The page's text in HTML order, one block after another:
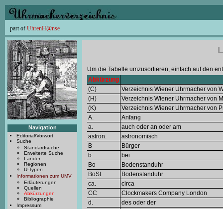
part of UhrenH@nse
Navigation
Editorial/Vorwort
Suche
Standardsuche
Erweiterte Suche
Länder
Regionen
U-Typen
Informationen zum UMV
Erläuterungen
Quellen
Abkürzungen
Bibliographie
Impressum
Um die Tabelle umzusortieren, einfach auf den
Abkürzung
(C)
Verzeichnis Wiener Uhrmacher von
(H)
Verzeichnis Wiener Uhrmacher von
(K)
Verzeichnis Wiener Uhrmacher von
A.
Anfang
a.
auch oder an oder am
astron.
astronomisch
B
Bürger
b.
bei
Bo
Bodenstanduhr
BoSt
Bodenstanduhr
ca.
circa
CC
Clockmakers Company London
d.
des oder der